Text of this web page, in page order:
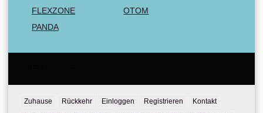
FLEXZONE
OTOM
PANDA
Zuhause Rückkehr Einloggen Registrieren
Kontakt